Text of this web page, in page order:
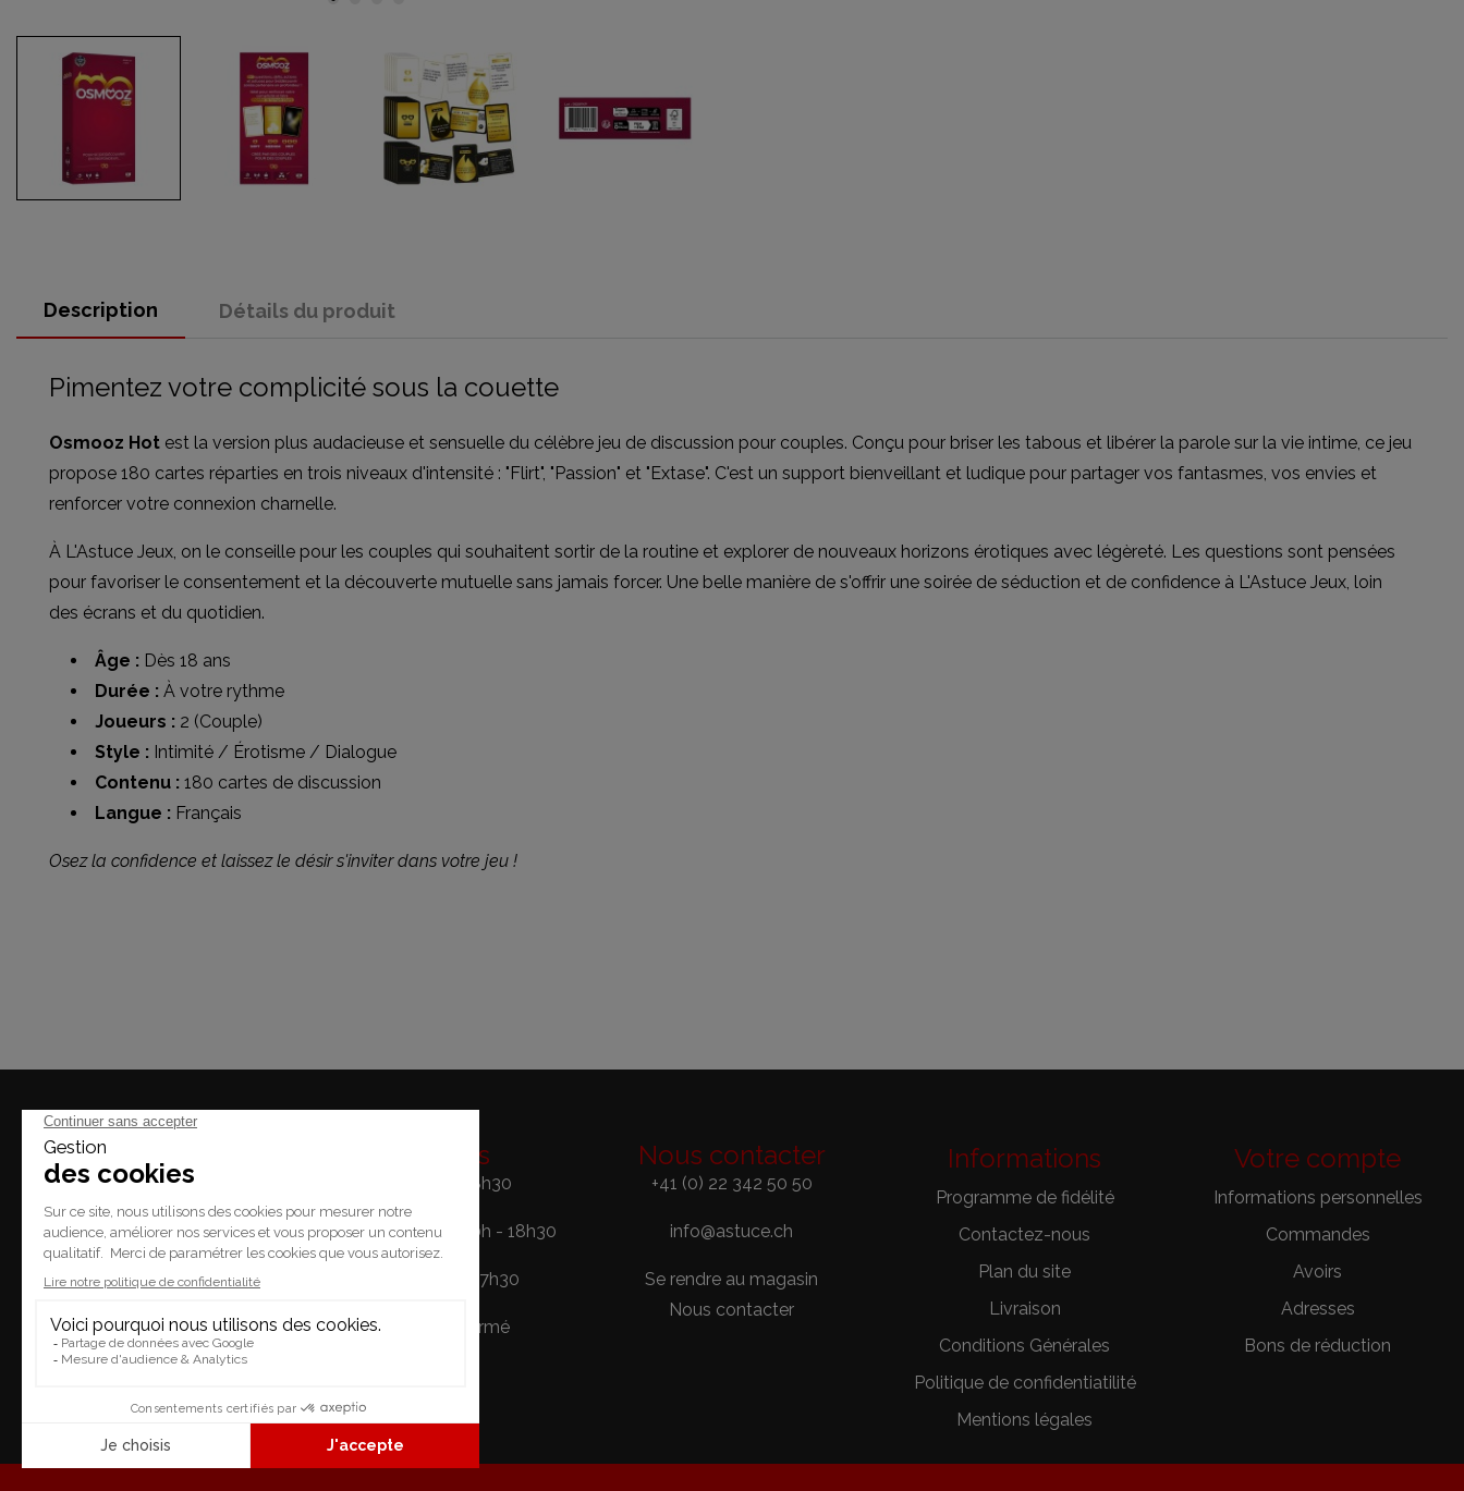
Description Détails du produit
Pimentez votre complicité sous la couette
Osmooz Hot est la version plus audacieuse et sensuelle du célèbre jeu de discussion pour couples. Conçu pour briser les tabous et libérer la parole sur la vie intime, ce jeu
propose 180 cartes réparties en trois niveaux d'intensité : "Flirt", "Passion" et "Extase". C'est un support bienveillant et ludique pour partager vos fantasmes, vos envies et
renforcer votre connexion charnelle.
À L'Astuce Jeux, on le conseille pour les couples qui souhaitent sortir de la routine et explorer de nouveaux horizons érotiques avec légèreté. Les questions sont pensées
pour favoriser le consentement et la découverte mutuelle sans jamais forcer. Une belle manière de s'offrir une soirée de séduction et de confidence à L'Astuce Jeux, loin
des écrans et du quotidien.
Âge : Dès 18 ans
Durée : À votre rythme
Joueurs : 2 (Couple)
Style : Intimité / Érotisme / Dialogue
Contenu : 180 cartes de discussion
Langue : Français
Osez la confidence et laissez le désir s'inviter dans votre jeu !
Place du Temple 2.
Horaires
Lundi: 14h - 18h30
Mardi / Vendredi: 10h - 18h30
Samedi: 10h - 17h30
Dimanche: Fermé
Nous contacter
+41 (0) 22 342 50 50
info@astuce.ch
Se rendre au magasin
Nous contacter
Informations
Programme de fidélité
Contactez-nous
Plan du site
Livraison
Conditions Générales
Politique de confidentiatilité
Mentions légales
Votre compte
Informations personnelles
Commandes
Avoirs
Adresses
Bons de réduction